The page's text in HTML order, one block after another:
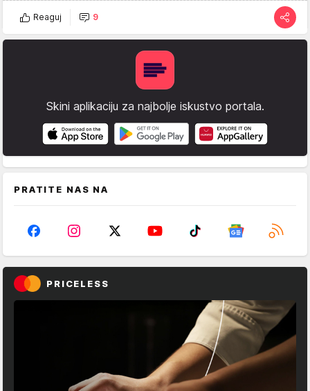
Reaguj 9
Skini aplikaciju za najbolje iskustvo portala.
PRATITE NAS NA
PRICELESS